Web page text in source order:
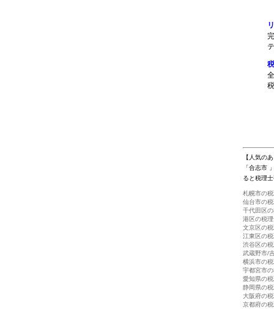
【人気の
「合志市
ると税理
札幌市の
仙台市の
千代田区
港区の税
文京区の
江東区の
渋谷区の
武蔵野市/
横浜市の
宇都宮市
愛知県の
静岡県の
大阪府の
京都府の